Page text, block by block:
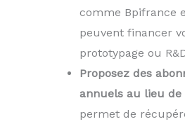
comme Bpifrance
peuvent financer
prototypage ou
Proposez des
annuels au lieu de
permet de